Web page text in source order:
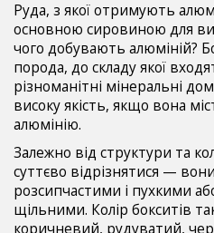
Руда, з якої отримують
основною сировиною для
чого добувають алюміній?
порода, до складу якої
різноманітні мінеральні
високу якість, якщо вона
алюмінію.
Залежно від структури та
суттєво відрізнятися —
розсипчастими і пухкими
щільними. Колір бокситів
коричневий, рудуватий,